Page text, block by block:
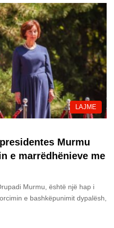
LAJME
Murmu
e marrëdhënieve me
Murmu, është një hap i
e bashkëpunimit dypalësh,